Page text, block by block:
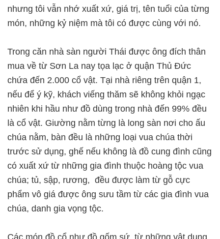
nhưng tôi vẫn nhớ xuất xứ, giá trị, tên tuổi của từng
món, những kỷ niệm mà tôi có được cùng với nó.
Trong căn nhà sàn người Thái được ông đích thân
mua về từ Sơn La nay tọa lạc ở quận Thủ Đức
chứa đến 2.000 cổ vật. Tại nhà riêng trên quận 1,
nếu để ý kỹ, khách viếng thăm sẽ không khỏi ngạc
nhiên khi hầu như đồ dùng trong nhà đến 99% đều
là cổ vật. Giường nằm từng là long sàn nơi cho ấu
chúa nằm, bàn đều là những loại vua chúa thời
trước sử dụng, ghế nếu không là đồ cung đình cũng
có xuất xứ từ những gia đình thuộc hoàng tộc vua
chúa; tủ, sập, rương, đều được làm từ gỗ cực
phẩm vô giá được ông sưu tầm từ các gia đình vua
chúa, danh gia vọng tộc.
Các món đồ cổ như đồ gốm sứ, từ những vật dụng